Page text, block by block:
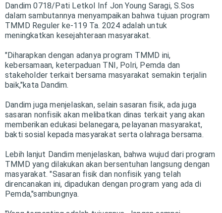
Dandim 0718/Pati Letkol Inf Jon Young Saragi, S.Sos
dalam sambutannya menyampaikan bahwa tujuan program
TMMD Reguler ke-119 Ta. 2024 adalah untuk
meningkatkan kesejahteraan masyarakat.
"Diharapkan dengan adanya program TMMD ini,
kebersamaan, keterpaduan TNI, Polri, Pemda dan
stakeholder terkait bersama masyarakat semakin terjalin
baik,"kata Dandim.
Dandim juga menjelaskan, selain sasaran fisik, ada juga
sasaran nonfisik akan melibatkan dinas terkait yang akan
memberikan edukasi belanegara, pelayanan masyarakat,
bakti sosial kepada masyarakat serta olahraga bersama.
Lebih lanjut Dandim menjelaskan, bahwa wujud dari program
TMMD yang dilakukan akan bersentuhan langsung dengan
masyarakat. "Sasaran fisik dan nonfisik yang telah
direncanakan ini, dipadukan dengan program yang ada di
Pemda,"sambungnya.